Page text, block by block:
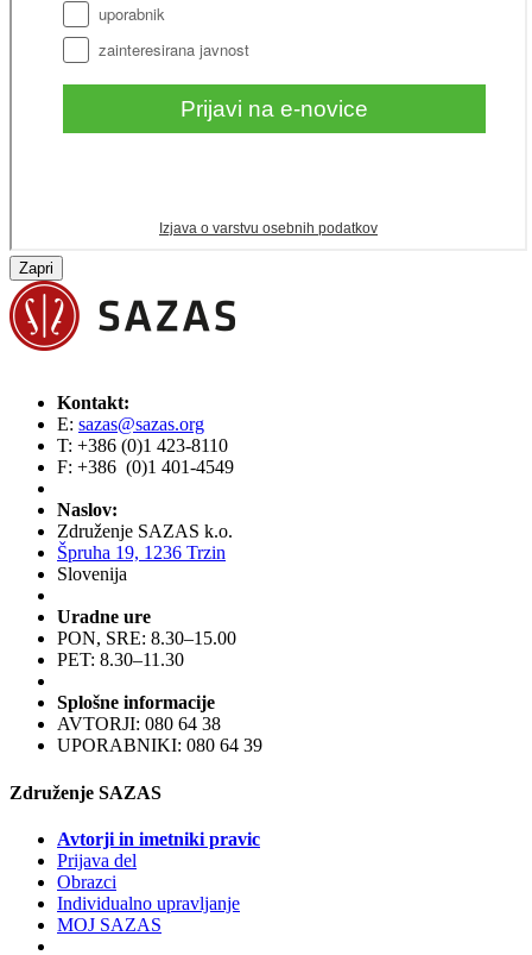
Zapri
Kontakt:
E: sazas@sazas.org
T: +386 (0)1 423-8110
F: +386 (0)1 401-4549
Naslov:
Združenje SAZAS k.o.
Špruha 19, 1236 Trzin
Slovenija
Uradne ure
PON, SRE: 8.30–15.00
PET: 8.30–11.30
Splošne informacije
AVTORJI: 080 64 38
UPORABNIKI: 080 64 39
Združenje SAZAS
Avtorji in imetniki pravic
Prijava del
Obrazci
Individualno upravljanje
MOJ SAZAS